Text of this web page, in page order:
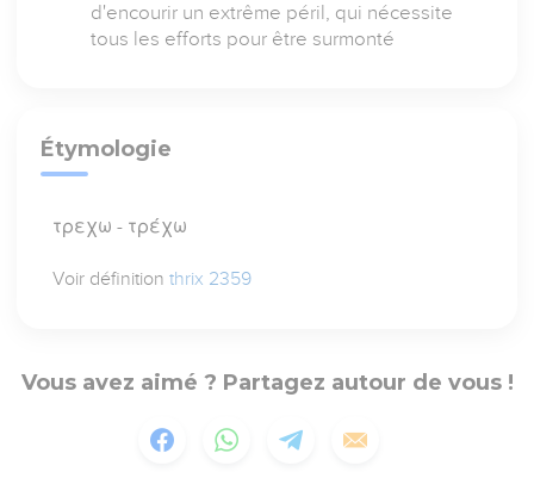
d'encourir un extrême péril, qui nécessite
tous les efforts pour être surmonté
Étymologie
τρεχω - τρέχω
Voir définitionthrix 2359
Vous avez aimé ? Partagez autour de vous !